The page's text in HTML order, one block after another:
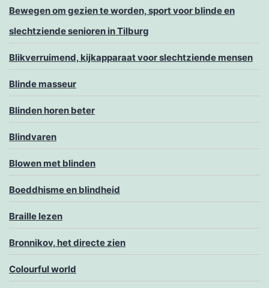
Bewegen om gezien te worden, sport voor blinde en
slechtziende senioren in Tilburg
Blikverruimend, kijkapparaat voor slechtziende mensen
Blinde masseur
Blinden horen beter
Blindvaren
Blowen met blinden
Boeddhisme en blindheid
Braille lezen
Bronnikov, het directe zien
Colourful world